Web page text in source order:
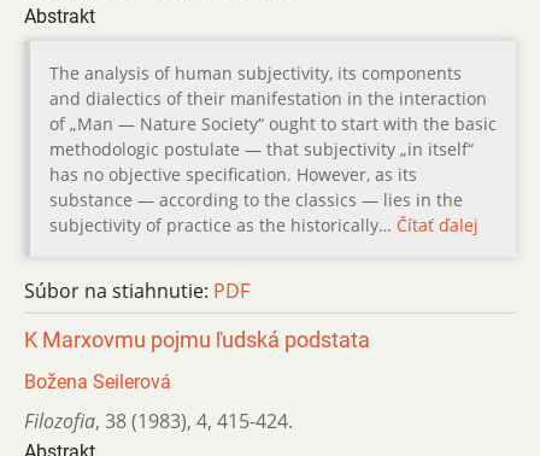
Abstrakt
The analysis of human subjectivity, its components
and dialectics of their manifestation in the interaction
of „Man — Nature Society“ ought to start with the basic
methodologic postulate — that subjectivity „in itself“
has no objective specification. However, as its
substance — according to the classics — lies in the
subjectivity of practice as the historically… Čítať ďalej
Súbor na stiahnutie: PDF
K Marxovmu pojmu ľudská podstata
Božena Seilerová
Filozofia, 38 (1983), 4, 415-424.
Abstrakt